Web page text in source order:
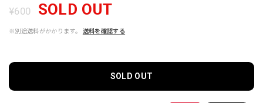
¥600 SOLD OUT
※別途送料がかかります。 送料を確認する
SOLD OUT